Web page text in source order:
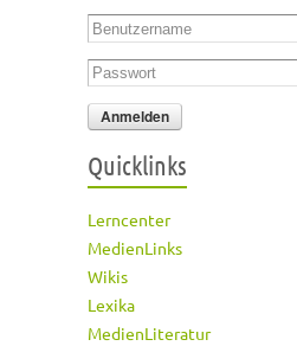
Benutzername
Passwort
Quicklinks
Lerncenter
MedienLinks
Wikis
Lexika
MedienLiteratur